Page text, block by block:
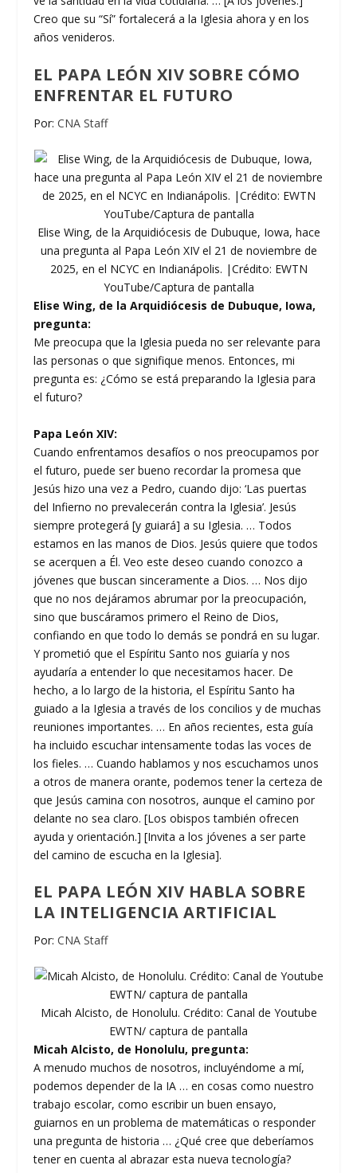
Creo que su “Sí” fortalecerá a la Iglesia ahora y en los
años venideros.
EL PAPA LEÓN XIV SOBRE CÓMO
ENFRENTAR EL FUTURO
Por:CNA Staff
Elise Wing, de la Arquidiócesis de Dubuque, Iowa, hace
una pregunta al Papa León XIV el 21 de noviembre de
2025, en el NCYC en Indianápolis. |Crédito: EWTN
YouTube/Captura de pantalla
Elise Wing, de la Arquidiócesis de Dubuque, Iowa,
pregunta:
Me preocupa que la Iglesia pueda no ser relevante para
las personas o que signifique menos. Entonces, mi
pregunta es: ¿Cómo se está preparando la Iglesia para
el futuro?
Papa León XIV:
Cuando enfrentamos desafíos o nos preocupamos por
el futuro, puede ser bueno recordar la promesa que
Jesús hizo una vez a Pedro, cuando dijo: ‘Las puertas
del Infierno no prevalecerán contra la Iglesia’. Jesús
siempre protegerá [y guiará] a su Iglesia. … Todos
estamos en las manos de Dios. Jesús quiere que todos
se acerquen a Él. Veo este deseo cuando conozco a
jóvenes que buscan sinceramente a Dios. … Nos dijo
que no nos dejáramos abrumar por la preocupación,
sino que buscáramos primero el Reino de Dios,
confiando en que todo lo demás se pondrá en su lugar.
Y prometió que el Espíritu Santo nos guiaría y nos
ayudaría a entender lo que necesitamos hacer. De
hecho, a lo largo de la historia, el Espíritu Santo ha
guiado a la Iglesia a través de los concilios y de muchas
reuniones importantes. … En años recientes, esta guía
ha incluido escuchar intensamente todas las voces de
los fieles. … Cuando hablamos y nos escuchamos unos
a otros de manera orante, podemos tener la certeza de
que Jesús camina con nosotros, aunque el camino por
delante no sea claro. [Los obispos también ofrecen
ayuda y orientación.] [Invita a los jóvenes a ser parte
del camino de escucha en la Iglesia].
EL PAPA LEÓN XIV HABLA SOBRE
LA INTELIGENCIA ARTIFICIAL
Por:CNA Staff
Micah Alcisto, de Honolulu. Crédito: Canal de Youtube
EWTN/ captura de pantalla
Micah Alcisto, de Honolulu, pregunta:
A menudo muchos de nosotros, incluyéndome a mí,
podemos depender de la IA … en cosas como nuestro
trabajo escolar, como escribir un buen ensayo,
guiarnos en un problema de matemáticas o responder
una pregunta de historia … ¿Qué cree que deberíamos
tener en cuenta al abrazar esta nueva tecnología?